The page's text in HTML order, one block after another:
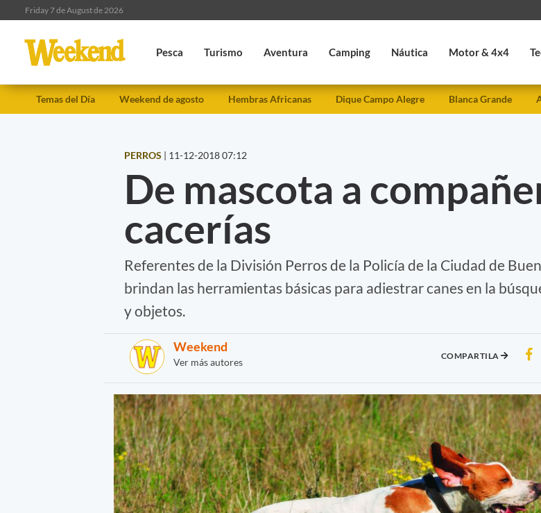
Friday 7 de August de 2026
Pesca Turismo Aventura Camping Náutica Motor & 4x4
Temas del Día Weekend de agosto Hembras Africanas Dique Campo Alegre Blanca Grande
PERROS | 11-12-2018 07:12
De mascota a
cacerías
Referentes de la División Perros de la Policía de la Ciudad de
brindan las herramientas básicas para adiestrar canes en la
y objetos.
Weekend
Ver más autores
COMPARTILA